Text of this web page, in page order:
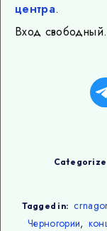
центра.
Вход свободный.
Tagged in:
Черногории,